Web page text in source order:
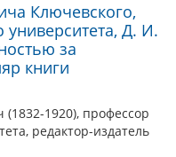
Ключевского,
Д. И.
за
книги
1920), профессор
редактор-издатель